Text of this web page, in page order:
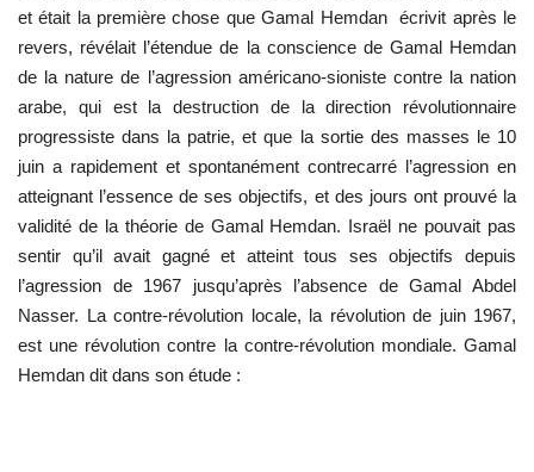
international
Actualités
Équipe de travail
Les pionniers
Le citoyen mondial
Documents
L'exposition
et était la première chose que Gamal Hemdan écrivit après le
revers, révélait l’étendue de la conscience de Gamal Hemdan
de la nature de l’agression américano-sioniste contre la nation
arabe, qui est la destruction de la direction révolutionnaire
progressiste dans la patrie, et que la sortie des masses le 10
juin a rapidement et spontanément contrecarré l’agression en
atteignant l’essence de ses objectifs, et des jours ont prouvé la
validité de la théorie de Gamal Hemdan. Israël ne pouvait pas
sentir qu’il avait gagné et atteint tous ses objectifs depuis
l’agression de 1967 jusqu’après l’absence de Gamal Abdel
Nasser. La contre-révolution locale, la révolution de juin 1967,
est une révolution contre la contre-révolution mondiale. Gamal
Hemdan dit dans son étude :